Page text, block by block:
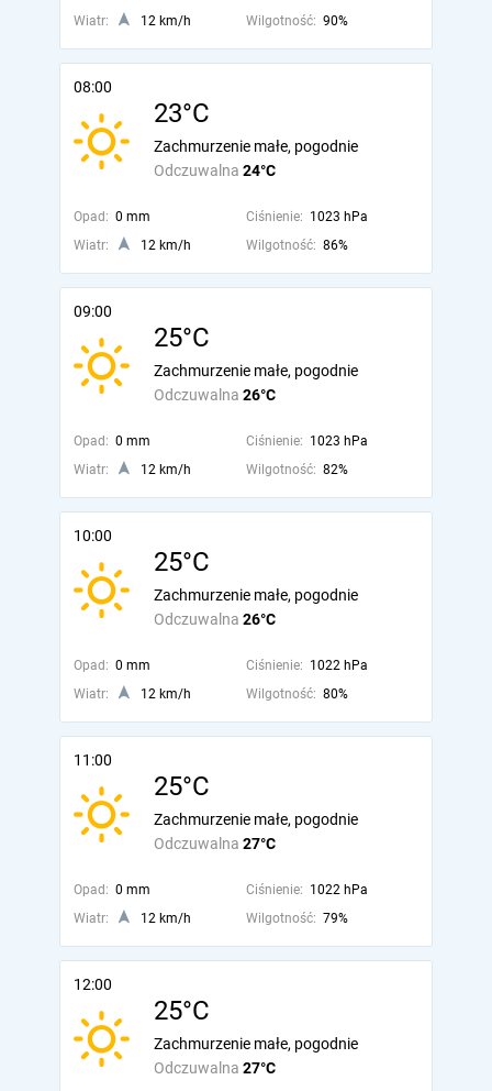
Wiatr: 12 km/h Wilgotność: 90%
08:00
23°C
Odczuwalna 24°C
Zachmurzenie małe, pogodnie
Opad: 0 mm Ciśnienie: 1023 hPa
Wiatr:
12 km/h Wilgotność: 86%
09:00
25°C
Odczuwalna 26°C
Zachmurzenie małe, pogodnie
Opad: 0 mm Ciśnienie: 1023 hPa
Wiatr:
12 km/h Wilgotność: 82%
10:00
25°C
Odczuwalna 26°C
Zachmurzenie małe, pogodnie
Opad: 0 mm Ciśnienie: 1022 hPa
Wiatr:
12 km/h Wilgotność: 80%
11:00
25°C
Odczuwalna 27°C
Zachmurzenie małe, pogodnie
Opad: 0 mm Ciśnienie: 1022 hPa
Wiatr:
12 km/h Wilgotność: 79%
12:00
25°C
Odczuwalna 27°C
Zachmurzenie małe, pogodnie